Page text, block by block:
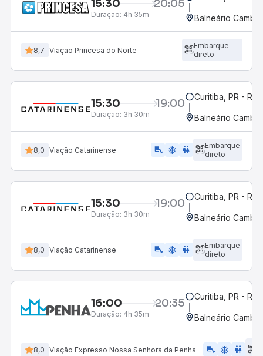
15:30 20:05
Duração: 4h 35m Balneário
8,7 Viação Princesa do Norte
Embarque
direto
15:30 19:00
Duração: 3h 30m
Curitiba, PR -
Balneário
8,0 Viação Catarinense airline_seat_legroom_extra ac_unit WC
Embarque
direto
15:30 19:00
Duração: 3h 30m
Curitiba, PR -
Balneário
8,0 Viação Catarinense airline_seat_legroom_extra ac_unit wc
Embarque
direto
16:00 20:35
Duração: 4h 35m
Curitiba, PR -
Balneário
8,0 Viação Expresso Nossa Senhora da Penha airline_seat_legroom_extra ac_unit WC